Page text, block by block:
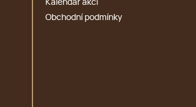
Kalendář akcí
Obchodní podmínky